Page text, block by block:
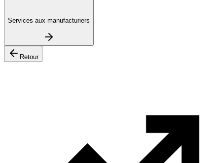
Services aux manufacturiers
Retour